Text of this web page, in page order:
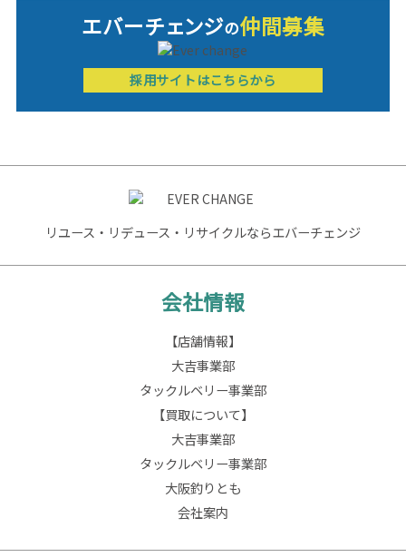
エバーチェンジの仲間募集
採用サイトはこちらから
リユース・リデュース・リサイクルならエバーチェンジ
会社情報
【店舗情報】
大吉事業部
タックルベリー事業部
【買取について】
大吉事業部
タックルベリー事業部
大阪釣りとも
会社案内